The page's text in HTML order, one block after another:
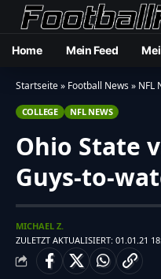
Home Mein Feed
Startseite» Football News» NFL
COLLEGE NFL NEWS
Ohio State
Guys-to-
ZULETZT AKTUALISIERT: 01.01.21
MICHAEL Z.